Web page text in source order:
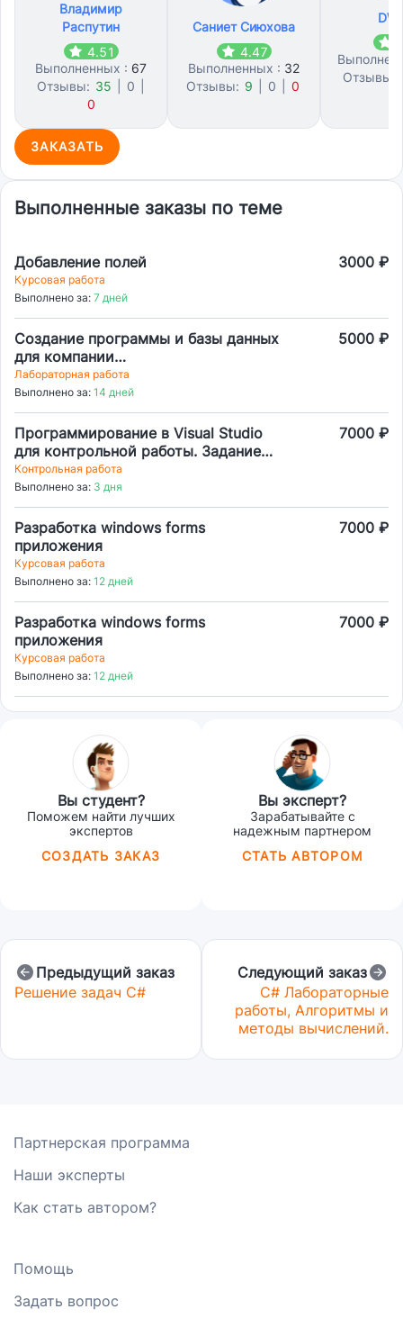
Владимир
Распутин
4.51
Выполненных : 67
Отзывы: 35 0
0
Саниет Сиюхова
4.47
Выполненных : 32
Отзывы: 9 0 0
Отзывы:
ЗАКАЗАТЬ
Выполненные заказы по теме
Добавление полей 3000 ₽
Курсовая работа
Выполнено за: 7 дней
Создание программы и базы данных
для компании
телекоммуникационных услуг
5000 ₽
Лабораторная работа
Выполнено за: 14 дней
Программирование в Visual Studio
для контрольной работы. Задание
для вуза.
7000 ₽
Контрольная работа
Выполнено за: 3 дня
Разработка windows forms
приложения
7000 ₽
Курсовая работа
Выполнено за: 12 дней
Разработка windows forms
приложения
7000 ₽
Курсовая работа
Выполнено за: 12 дней
Вы студент?
Поможем найти лучших
экспертов
СОЗДАТЬ ЗАКАЗ
Вы эксперт?
Зарабатывайте с
надежным партнером
СТАТЬ АВТОРОМ
Предыдущий заказ
Решение задач C#
Следующий заказ
C# Лабораторные
работы, Алгоритмы и
методы вычислений.
Партнерская программа
Наши эксперты
Как стать автором?
Помощь
Задать вопрос